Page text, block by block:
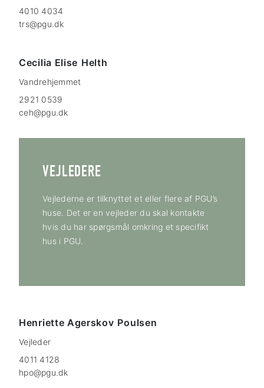
4010 4034
trs@pgu.dk
Cecilia Elise Helth
Vandrehjemmet
2921 0539
ceh@pgu.dk
VEJLEDERE
Vejlederne er tilknyttet et eller flere af PGU’s
huse. Det er en vejleder du skal kontakte
hvis du har spørgsmål omkring et specifikt
hus i PGU.
Henriette Agerskov Poulsen
Vejleder
4011 4128
hpo@pgu.dk